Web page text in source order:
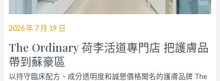
2026 年 7 月 19 日
The Ordinary 荷李活道專門店 把護膚品
帶到蘇豪區
以持守臨床配方、成分透明度和誠懇價格聞名的護膚品牌 The